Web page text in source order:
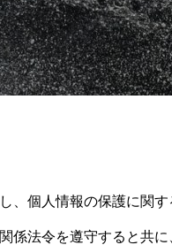
、個人情報の保護に関
係法令を遵守すると共